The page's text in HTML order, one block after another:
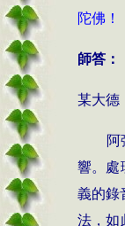
陀佛！
師答：
某大德
阿
響。處
義的錄
法，如